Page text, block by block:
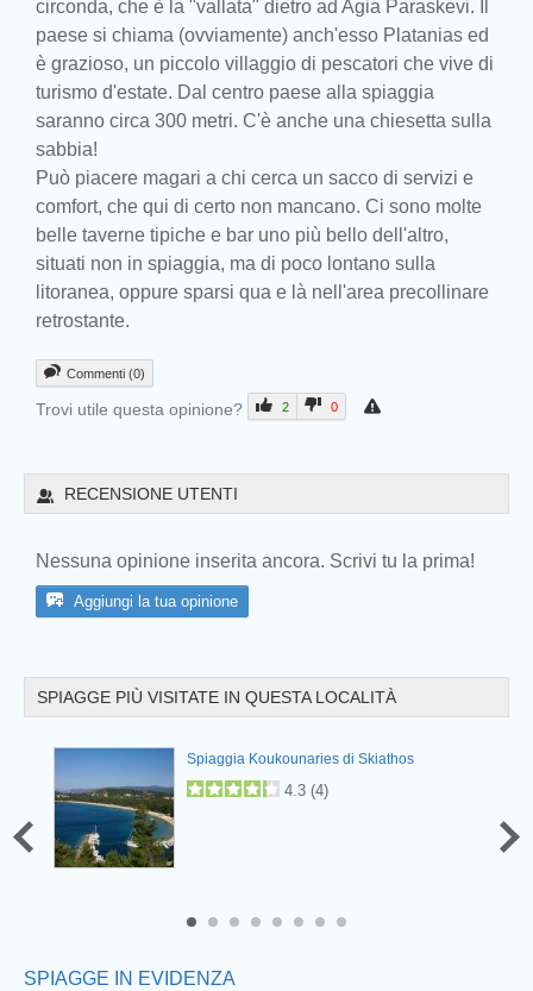
circonda, che è la "vallata" dietro ad Agia Paraskevi. Il
paese si chiama (ovviamente) anch'esso Platanias ed
è grazioso, un piccolo villaggio di pescatori che vive di
turismo d'estate. Dal centro paese alla spiaggia
saranno circa 300 metri. C'è anche una chiesetta sulla
sabbia!
Può piacere magari a chi cerca un sacco di servizi e
comfort, che qui di certo non mancano. Ci sono molte
belle taverne tipiche e bar uno più bello dell'altro,
situati non in spiaggia, ma di poco lontano sulla
litoranea, oppure sparsi qua e là nell'area precollinare
retrostante.
Commenti (0)
Trovi utile questa opinione? 2 0
RECENSIONE UTENTI
Nessuna opinione inserita ancora. Scrivi tu la prima!
Aggiungi la tua opinione
SPIAGGE PIÙ VISITATE IN QUESTA LOCALITÀ
Spiaggia Koukounaries di Skiathos
4.3 (4)
SPIAGGE IN EVIDENZA